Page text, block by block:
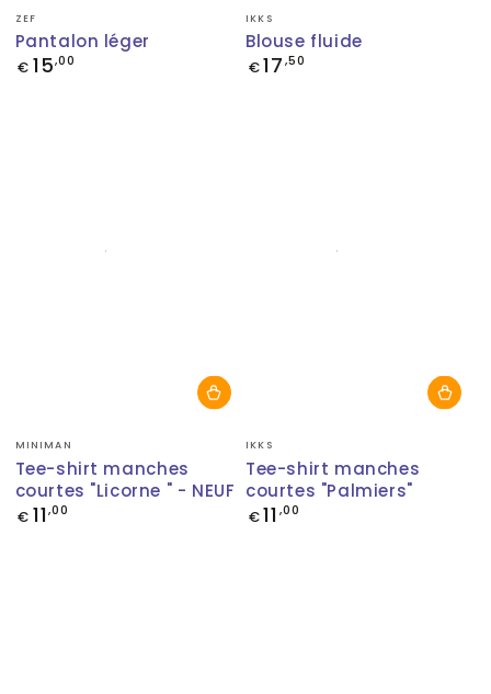
Fournisseur:
ZEF
Pantalon léger
Prix
€ 15,00
Fournisseur:
IKKS
Blouse fluide
Prix
€17 ,50
Fournisseur:
MINIMAN
Tee-shirt manches
courtes "Licorne " - NEUF
Prix
€ 11 ,00
Fournisseur:
IKKS
Tee-shirt manches
courtes "Palmiers"
Prix
€11 ,00